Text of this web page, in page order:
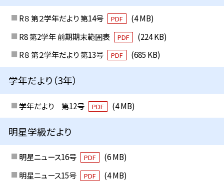
R８ 第２学年だより 第14号 PDF
(4 MB)
R8 第2学年 前期期末範囲表
PDF
(224 KB)
R８ 第２学年だより 第13号
PDF (685 KB)
学年だより（3年）
学年だより 第12号 PDF (4 MB)
明星学級だより
明星ニュース16号 PDF
(6 MB)
明星ニュース15号
PDF (4 MB)